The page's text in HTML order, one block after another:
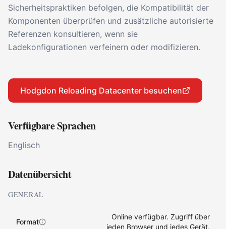
Sicherheitspraktiken befolgen, die Kompatibilität der
Komponenten überprüfen und zusätzliche autorisierte
Referenzen konsultieren, wenn sie
Ladekonfigurationen verfeinern oder modifizieren.
Hodgdon Reloading Datacenter besuchen
Verfügbare Sprachen
Englisch
Datenübersicht
GENERAL
Format
Online verfügbar. Zugriff über
jeden Browser und jedes Gerät.